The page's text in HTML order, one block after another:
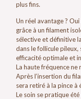
plus fins.
Un réel avantage ?
grâce à un filament
sélective et définitive
dans le follicule
efficacité optimale et
La haute fréquence ne
Après l’insertion du
sera retiré à la pince à
Le soin se pratique